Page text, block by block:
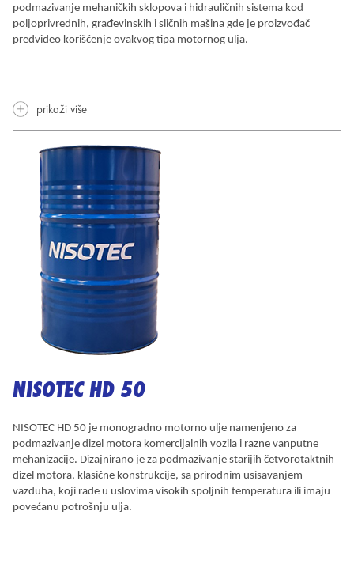
podmazivanje mehaničkih sklopova i hidrauličnih sistema kod
poljoprivrednih, građevinskih i sličnih mašina gde je proizvođač
predvideo korišćenje ovakvog tipa motornog ulja.
prikaži više
NISOTEC HD 50
NISOTEC HD 50 je monogradno motorno ulje namenjeno za
podmazivanje dizel motora komercijalnih vozila i razne vanputne
mehanizacije. Dizajnirano je za podmazivanje starijih četvorotaktnih
dizel motora, klasične konstrukcije, sa prirodnim usisavanjem
vazduha, koji rade u uslovima visokih spoljnih temperatura ili imaju
povećanu potrošnju ulja.